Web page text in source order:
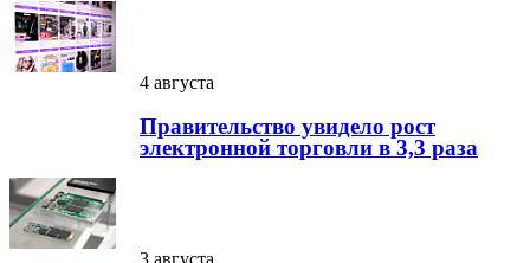
4 августа
Правительство увидело рост
электронной торговли в 3,3 раза